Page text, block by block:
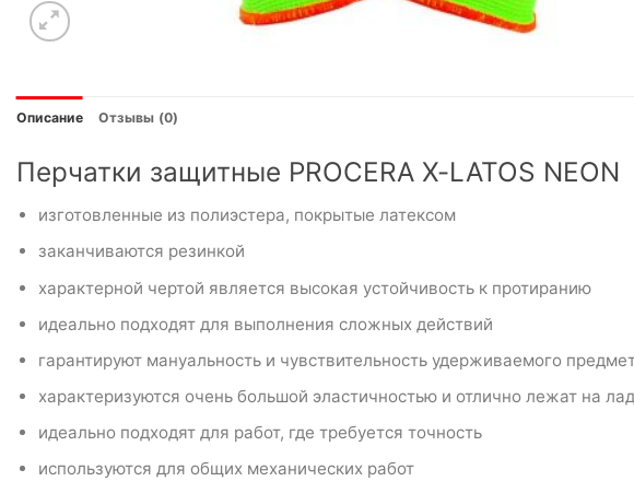
Описание Отзывы (0)
Перчатки защитные PROCERA X-LATOS NEON
изготовленные из полиэстера, покрытые латексом
заканчиваются резинкой
характерной чертой является высокая устойчивость к протиранию
идеально подходят для выполнения сложных действий
гарантируют мануальность и чувствительность удерживаемого
характеризуются очень большой эластичностью и отлично лежат на
идеально подходят для работ, где требуется точность
используются для общих механических работ